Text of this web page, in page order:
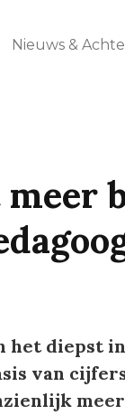
Nieuws &
het diepst
van